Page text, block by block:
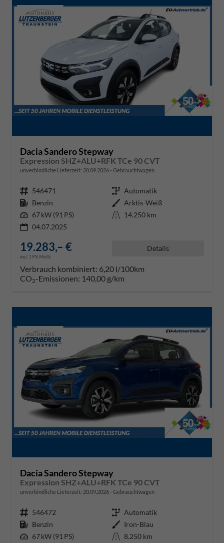
Dacia Sandero Stepway
Expression SHZ+ALU+RFK TCe 90 CVT
unverbindliche Lieferzeit: 20.09.2026 Gebrauchtwagen
Fahrzeugnr. 546471 Getriebe Automatik
Kraftstoff Benzin Außenfarbe Arktis-Weiß
Leistung 67 kW (91 PS) Kilometerstand 14.250 km
04.07.2025
19.283,– €
incl. 19% MwSt.
Details
Verbrauch kombiniert: 6,20 l/100km
CO2-Emissionen: 140,00 g/km
Dacia Sandero Stepway
Expression SHZ+ALU+RFK TCe 90 CVT
unverbindliche Lieferzeit: 20.09.2026 Gebrauchtwagen
Fahrzeugnr. 546472 Getriebe Automatik
Kraftstoff Benzin Außenfarbe Iron-Blau
Leistung 67 kW (91 PS) Kilometerstand 8.250 km